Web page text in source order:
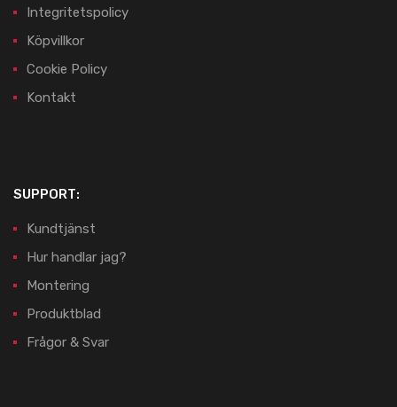
Integritetspolicy
Köpvillkor
Cookie Policy
Kontakt
SUPPORT:
Kundtjänst
Hur handlar jag?
Montering
Produktblad
Frågor & Svar